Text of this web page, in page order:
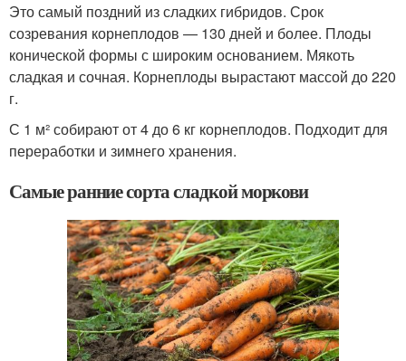
Это самый поздний из сладких гибридов. Срок
созревания корнеплодов — 130 дней и более. Плоды
конической формы с широким основанием. Мякоть
сладкая и сочная. Корнеплоды вырастают массой до 220
г.
С 1 м² собирают от 4 до 6 кг корнеплодов. Подходит для
переработки и зимнего хранения.
Самые ранние сорта сладкой моркови